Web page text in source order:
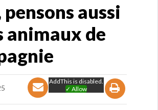
pensons aussi
animaux de
AddThis is disabled.
✓ Allow